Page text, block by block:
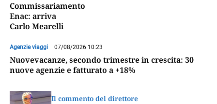
Commissariamento
Enac: arriva
Carlo Mearelli
Agenzie viaggi 07/08/2026 10:23
Nuovevacanze, secondo trimestre in crescita: 30
nuove agenzie e fatturato a +18%
Il commento del direttore